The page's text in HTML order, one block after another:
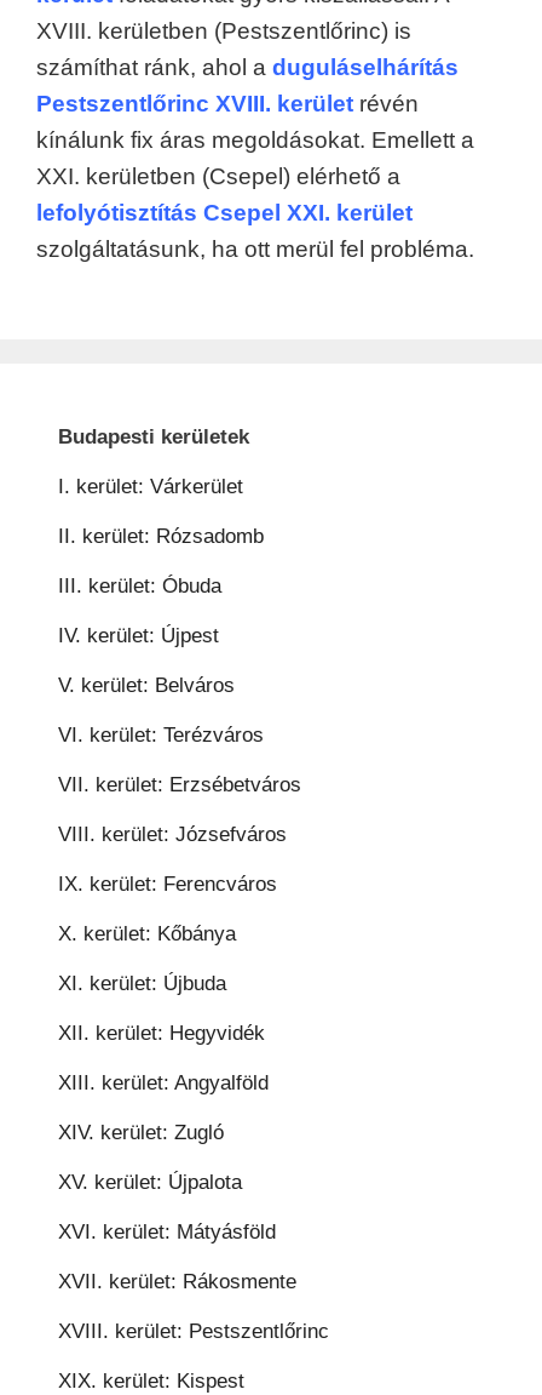
XVIII. kerületben (Pestszentlőrinc) is
számíthat ránk, ahol a duguláselhárítás
Pestszentlőrinc XVIII. kerület révén
kínálunk fix áras megoldásokat. Emellett a
XXI. kerületben (Csepel) elérhető a
lefolyótisztítás Csepel XXI. kerület
szolgáltatásunk, ha ott merül fel probléma.
Budapesti kerületek
I. kerület: Várkerület
II. kerület: Rózsadomb
III. kerület: Óbuda
IV. kerület: Újpest
V. kerület: Belváros
VI. kerület: Terézváros
VII. kerület: Erzsébetváros
VIII. kerület: Józsefváros
IX. kerület: Ferencváros
X. kerület: Kőbánya
XI. kerület: Újbuda
XII. kerület: Hegyvidék
XIII. kerület: Angyalföld
XIV. kerület: Zugló
XV. kerület: Újpalota
XVI. kerület: Mátyásföld
XVII. kerület: Rákosmente
XVIII. kerület: Pestszentlőrinc
XIX. kerület: Kispest